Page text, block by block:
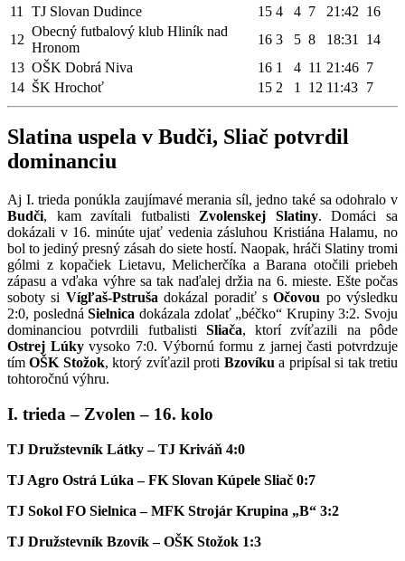
11
TJ Slovan Dudince 15 4 4 7 21:42 16
12
Obecný futbalový klub Hliník nad
Hronom
16 3 5 8 18:31
14
13 OŠK Dobrá Niva 16 1 4 11 21:46 7
14 ŠK Hrochoť 15 2 1 12 11:43 7
Slatina uspela v Budči, Sliač potvrdil
dominanciu
Aj I. trieda ponúkla zaujímavé merania síl, jedno také sa odohralo v
Budči, kam zavítali futbalisti Zvolenskej Slatiny. Domáci sa
dokázali v 16. minúte ujať vedenia zásluhou Kristiána Halamu, no
bol to jediný presný zásah do siete hostí. Naopak, hráči Slatiny tromi
gólmi z kopačiek Lietavu, Melicherčíka a Barana otočili priebeh
zápasu a vďaka výhre sa tak naďalej držia na 6. mieste. Ešte počas
soboty si Vígľaš-Pstruša dokázal poradiť sOčovou po výsledku
2:0, poslednáSielnica dokázala zdolať „béčko“ Krupiny 3:2. Svoju
dominanciou potvrdili futbalisti Sliača, ktorí zvíťazili na pôde
Ostrej Lúkyvysoko 7:0. Výbornú formu z jarnej časti potvrdzuje
tímOŠK Stožok, ktorý zvíťazil proti Bzovíku a pripísal si tak tretiu
tohtoročnú výhru.
I. trieda – Zvolen – 16. kolo
TJ Družstevník Látky – TJ Kriváň 4:0
TJ Agro Ostrá Lúka – FK Slovan Kúpele Sliač 0:7
TJ Sokol FO Sielnica – MFK Strojár Krupina „B“ 3:2
TJ Družstevník Bzovík – OŠK Stožok 1:3